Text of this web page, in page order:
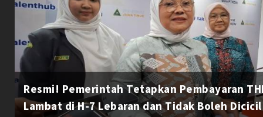
Resmi! Pemerintah Tetapkan Pembayaran
Lambat di H-7 Lebaran dan Tidak Boleh Dicicil